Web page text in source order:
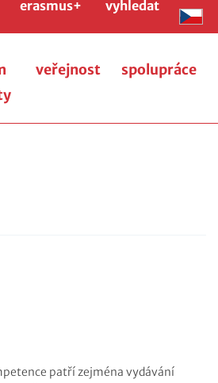
erasmus+ vyhledat
veřejnost spolupráce
patří zejména vydávání